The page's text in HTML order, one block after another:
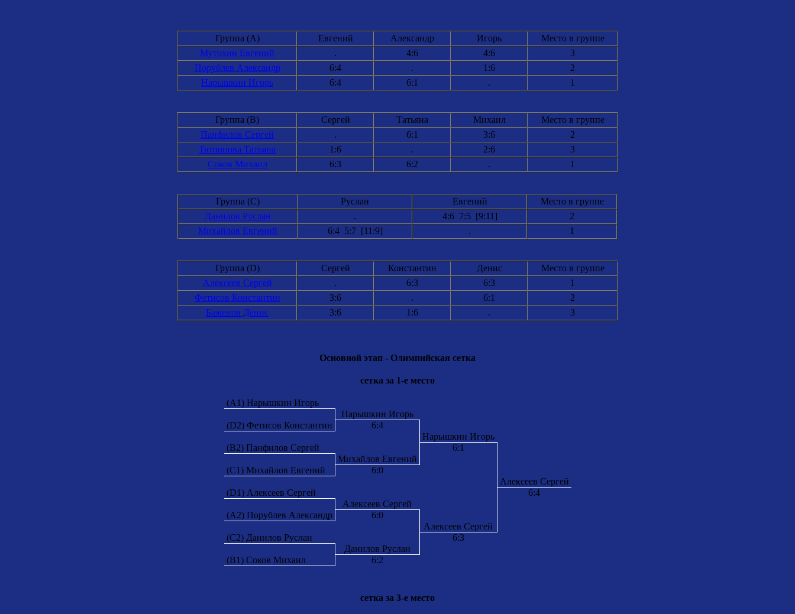
Группа (A) Евгений Александр Игорь
Место в группе
Мутохин Евгений
. 4:6 4:6
3
Порублев Александр
6:4 . 1:6
2
Нарышкин Игорь
6:4 6:1 . 1
Группа (B) Сергей Татьяна Михаил
Место в группе
Панфилов Сергей
. 6:1 3:6
2
Тютюнова Татьяна
1:6 . 2:6
3
Соков Михаил
6:3 6:2 . 1
Группа (C) Руслан Евгений
Место в группе
Данилов Руслан
. 4:6 7:5 [9:11]
2
Михайлов Евгений
6:4 5:7 [11:9] . 1
Группа (D) Сергей Константин Денис
Место в группе
Алексеев Сергей
. 6:3 6:3
1
Фетисов Константин
3:6 . 6:1
2
Баженов Денис
3:6 1:6 . 3
Основной этап - Олимпийская сетка
сетка за 1-е место
(A1) Нарышкин Игорь
Нарышкин Игорь
(D2) Фетисов Константин
6:4
Нарышкин Игорь
(B2) Панфилов Сергей
6:1
Михайлов Евгений
(C1) Михайлов Евгений
6:0
Алексеев Сергей
(D1) Алексеев Сергей
6:4
Алексеев Сергей
(A2) Порублев Александр
6:0
Алексеев Сергей
(C2) Данилов Руслан
6:3
Данилов Руслан
(B1) Соков Михаил
6:2
сетка за 3-е место